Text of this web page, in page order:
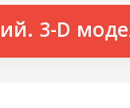
3-D